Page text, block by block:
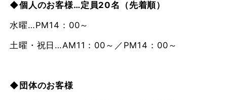
◆個人のお客様…定員20名（先着順）
水曜…PM14：00～
土曜・祝日…AM11：00～／PM14：00～
◆ 団体のお客様